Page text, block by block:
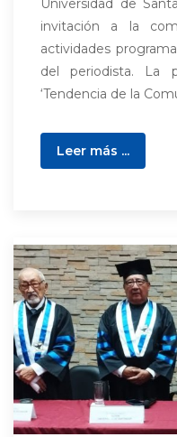
Universidad de
invitación a la
actividades
del periodista. La
‘Tendencia de la
Leer más ...